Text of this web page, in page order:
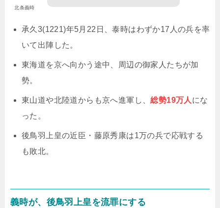
北条義時
承久3(1221)年5月22日、泰時はわずか17人の兵を率
いて出陣した。
東海道を京へ向かう途中、周辺の御家人たちが加
勢。
東山道や北陸道からも京へ進軍し、総勢19万人 にな
った。
後鳥羽上皇の近臣・藤原秀康は1万の兵で応戦する
も敗北。
義時が、後鳥羽上皇を流罪にする